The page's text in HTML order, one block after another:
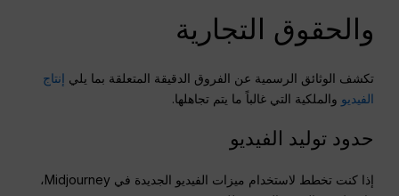
والحقوق التجارية
تكشف الوثائق الرسمية عن الفروق الدقيقة المتعلقة بما يلي إنتاج
الفيديو والملكية التي غالباً ما يتم تجاهلها.
حدود توليد الفيديو
إذا كنت تخطط لاستخدام ميزات الفيديو الجديدة في Midjourney،